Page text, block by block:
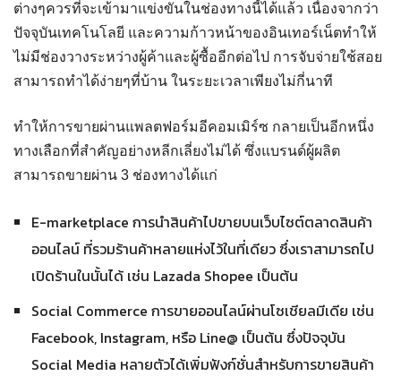
ต่างๆควรที่จะเข้ามาแข่งขันในช่องทางนี้ได้แล้ว เนื่องจากว่า
ปัจจุบันเทคโนโลยี และความก้าวหน้าของอินเทอร์เน็ตทำให้
ไม่มีช่องวางระหว่างผู้ค้าและผู้ซื้ออีกต่อไป การจับจ่ายใช้สอย
สามารถทำได้ง่ายๆที่บ้าน ในระยะเวลาเพียงไม่กี่นาที
ทำให้การขายผ่านแพลตฟอร์มอีคอมเมิร์ซ กลายเป็นอีกหนึ่ง
ทางเลือกที่สำคัญอย่างหลีกเลี่ยงไม่ได้ ซึ่งแบรนด์ผู้ผลิต
สามารถขายผ่าน 3 ช่องทางได้แก่
E-marketplace การนำสินค้าไปขายบนเว็บไซต์ตลาดสินค้า
ออนไลน์ ที่รวมร้านค้าหลายแห่งไว้ในที่เดียว ซึ่งเราสามารถไป
เปิดร้านในนั้นได้ เช่น Lazada Shopee เป็นต้น
Social Commerce การขายออนไลน์ผ่านโซเชียลมีเดีย เช่น
Facebook, Instagram, หรือ Line@ เป็นต้น ซึ่งปัจจุบัน
Social Media หลายตัวได้เพิ่มฟังก์ชั่นสำหรับการขายสินค้า